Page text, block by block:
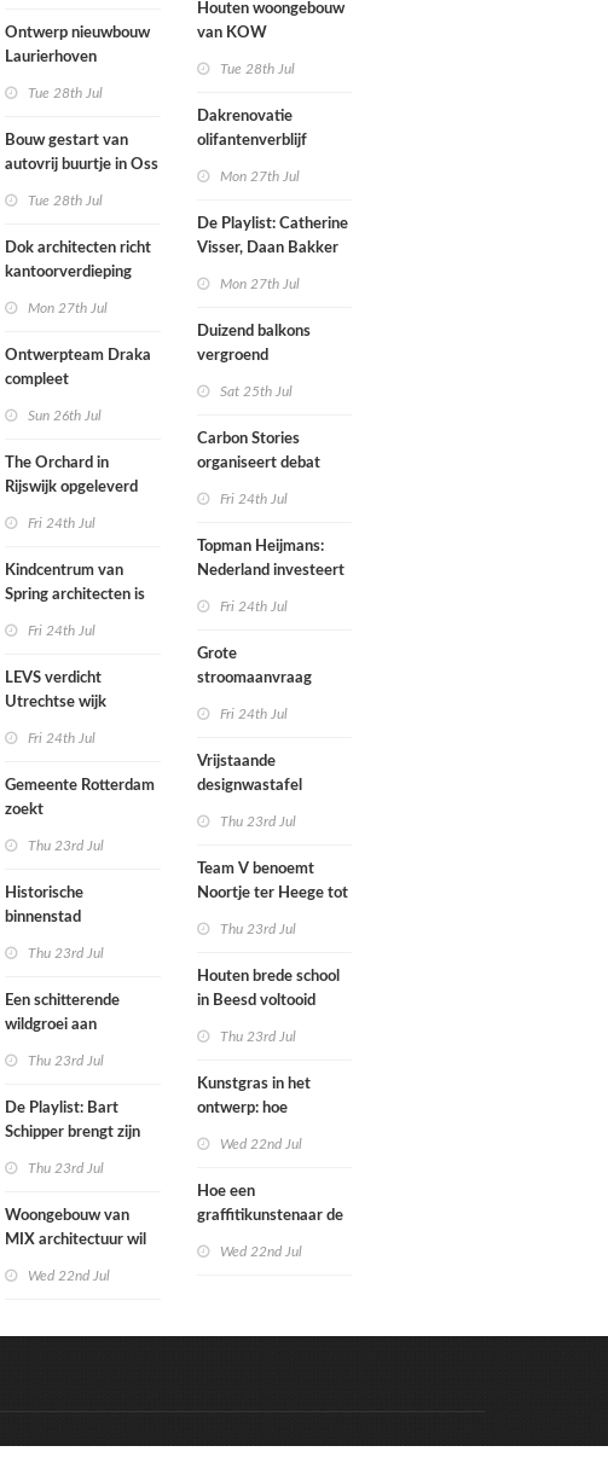
Ontwerp nieuwbouw
Laurierhoven
Tue 28th Jul
Bouw gestart van
autovrij buurtje in Oss
Tue 28th Jul
Dok architecten richt
kantoorverdieping
hernieuwd in
Mon 27th Jul
Ontwerpteam Draka
compleet
Sun 26th Jul
The Orchard in
Rijswijk opgeleverd
Fri 24th Jul
Kindcentrum van
Spring architecten is
Fri 24th Jul
LEVS verdicht
Utrechtse wijk
Fri 24th Jul
Gemeente Rotterdam
zoekt
doorrekenen met
CO2-rekenmethode
Thu 23rd Jul
Historische
binnenstad
werelderfgoed
Thu 23rd Jul
Een schitterende
wildgroei aan
Thu 23rd Jul
De Playlist: Bart
Schipper brengt zijn
Thu 23rd Jul
Woongebouw van
MIX architectuur wil
Wed 22nd Jul
Houten woongebouw
van KOW
herontwikkeling
ziekenhuisterrein
Tue 28th Jul
Dakrenovatie
olifantenverblijf
Mon 27th Jul
De Playlist: Catherine
Visser, Daan Bakker
kamerensemble
Mon 27th Jul
Duizend balkons
vergroend
Sat 25th Jul
Carbon Stories
organiseert debat
Fri 24th Jul
Topman Heijmans:
Nederland investeert
Fri 24th Jul
Grote
stroomaanvraag
afgewezen
Fri 24th Jul
Vrijstaande
designwastafel
Thu 23rd Jul
Team V benoemt
Noortje ter Heege tot
Thu 23rd Jul
Houten brede school
in Beesd voltooid
Thu 23rd Jul
Kunstgras in het
ontwerp: hoe
Wed 22nd Jul
Hoe een
graffitikunstenaar de
Wed 22nd Jul